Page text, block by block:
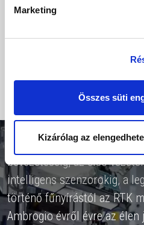
Marketing
Összes süti
Kizárólag az
technológiával és
volt önállóan lenyírni a füvet egy
Az első határolóvezetéktől
bevezetéséig, az első
intelligens szenzorokig, a
történő fűnyírástól az RTK
Ambrogio évről évre az élen